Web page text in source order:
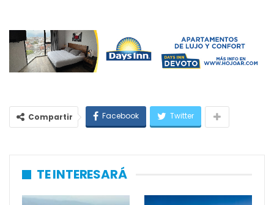
Compartir Facebook Twitter
TE INTERESARÁ